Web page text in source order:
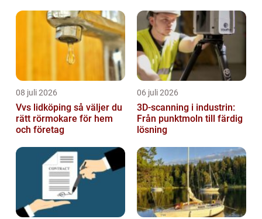
08 juli 2026
Vvs lidköping så väljer du
rätt rörmokare för hem
och företag
06 juli 2026
3D-scanning i industrin:
Från punktmoln till färdig
lösning